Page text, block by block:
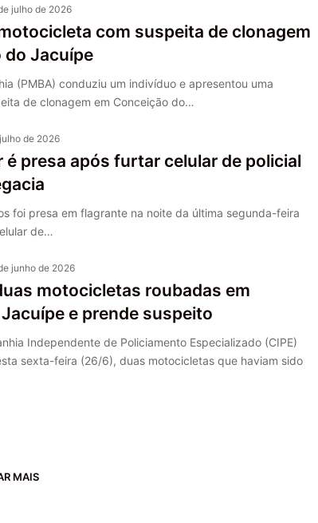
julho de 2026
com suspeita de clonagem
do Jacuípe
(PMBA) conduziu um indivíduo e apresentou uma
de clonagem em Conceição do…
de 2026
é presa após furtar celular de policial
foi presa em flagrante na noite da última segunda-feira
de…
junho de 2026
motocicletas roubadas em
e prende suspeito
Independente de Policiamento Especializado (CIPE)
sexta-feira (26/6), duas motocicletas que haviam sido
MAIS